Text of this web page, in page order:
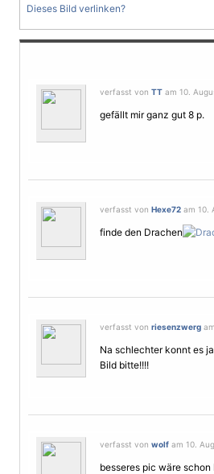
Dieses Bild verlinken?
verfasst von TT am 10.
gefällt mir ganz gut 8 p.
verfasst von Hexe72 am 10.
finde den Drachen
verfasst von riesenzwerg
Na schlechter konnt es
Bild bitte!!!!
verfasst von wolf am 10.
besseres pic wäre